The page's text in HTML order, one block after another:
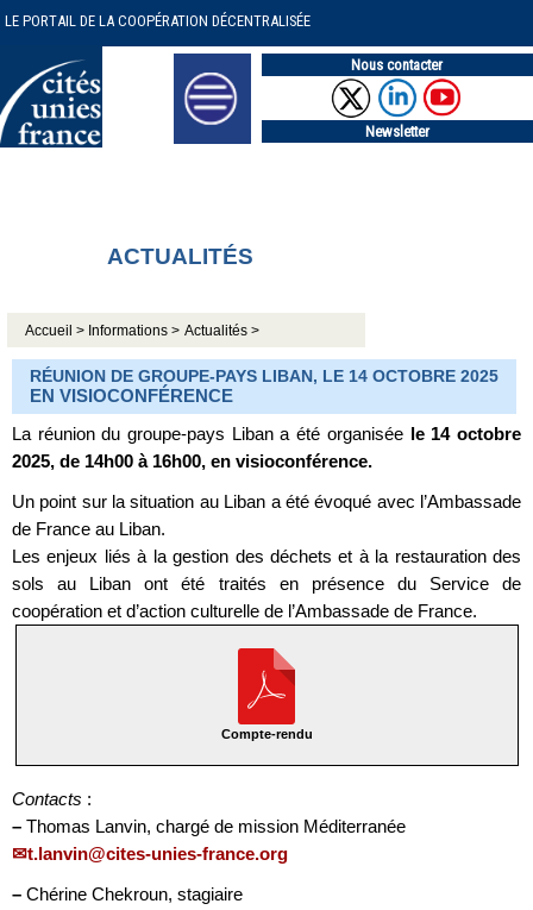
LE PORTAIL DE LA COOPÉRATION DÉCENTRALISÉE
Nous contacter
Newsletter
ACTUALITÉS
Accueil > Informations > Actualités >
RÉUNION DE GROUPE-PAYS LIBAN, LE 14 OCTOBRE 2025
EN VISIOCONFÉRENCE
La réunion du groupe-pays Liban a été organisée le 14 octobre
2025, de 14h00 à 16h00, en visioconférence.
Un point sur la situation au Liban a été évoqué avec l’Ambassade
de France au Liban.
Les enjeux liés à la gestion des déchets et à la restauration des
sols au Liban ont été traités en présence du Service de
coopération et d’action culturelle de l’Ambassade de France.
Compte-rendu
Contacts :
– Thomas Lanvin, chargé de mission Méditerranée
t.lanvin@cites-unies-france.org
– Chérine Chekroun, stagiaire